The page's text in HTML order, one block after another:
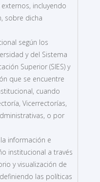
incluyendo
sobre dicha
según los
y del Sistema
Superior (SIES) y
que se encuentre
cuando
Vicerrectorías,
o por
información e
institucional a través
y visualización de
las políticas